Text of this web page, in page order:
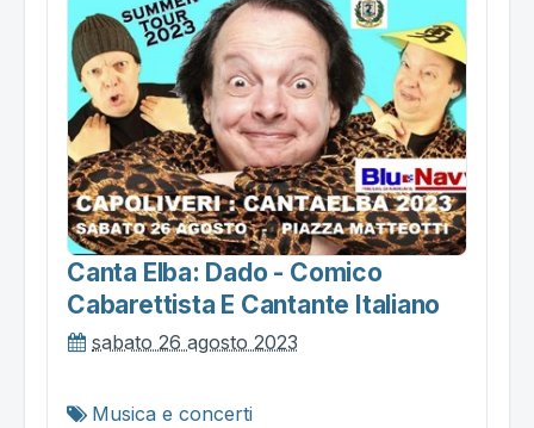
Canta Elba: Dado - Comico
Cabarettista E Cantante Italiano
sabato 26 agosto 2023
Musica e concerti